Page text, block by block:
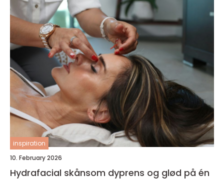
inspiration
10. February 2026
Hydrafacial skånsom dyprens og glød på én